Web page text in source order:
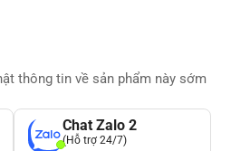
thông tin về sản phẩm này sớm
Chat Zalo 2
(Hỗ trợ 24/7)